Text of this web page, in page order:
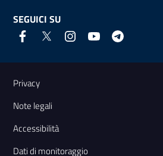
SEGUICI SU
Link e informazioni
Privacy
Note legali
Accessibilità
Dati di monitoraggio